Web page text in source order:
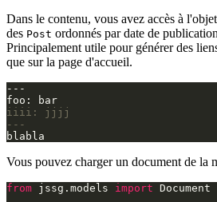
Dans le contenu, vous avez accès à l'objet
des Post ordonnés par date de
Principalement utile pour générer des
que sur la page d'accueil.
---
iiii: jjjj
---
Vous pouvez charger un document de la
from jssg.models import Document